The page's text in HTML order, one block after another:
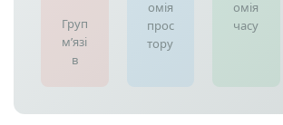
Груп
м’язі
в
омія
прос
тору
омія
часу